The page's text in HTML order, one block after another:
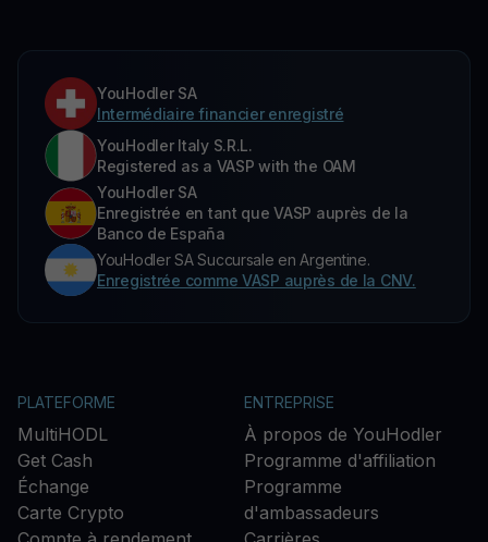
YouHodler SA
Intermédiaire financier enregistré
YouHodler Italy S.R.L.
Registered as a VASP with the OAM
YouHodler SA
Enregistrée en tant que VASP auprès de la
Banco de España
YouHodler SA Succursale en Argentine.
Enregistrée comme VASP auprès de la CNV.
PLATEFORME
MultiHODL
Get Cash
Échange
Carte Crypto
ENTREPRISE
À propos de YouHodler
Programme d'affiliation
Programme
d'ambassadeurs